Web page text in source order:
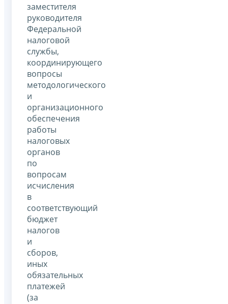
заместителя
руководителя
Федеральной
налоговой
службы,
координирующего
вопросы
методологического
и
организационного
обеспечения
работы
налоговых
органов
по
вопросам
исчисления
в
соответствующий
бюджет
налогов
и
сборов,
иных
обязательных
платежей
(за